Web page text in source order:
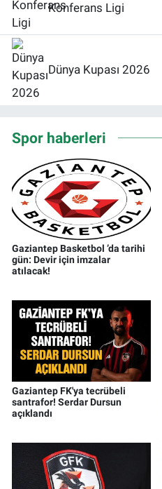
Konferans Ligi
Dünya Kupası 2026
Spor haberleri
Gaziantep Basketbol ’da tarihi
gün: Devir için imzalar
atılacak!
Gaziantep FK'ya tecrübeli
santrafor! Serdar Dursun
açıklandı